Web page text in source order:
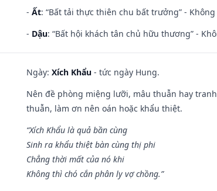
- Ất: “Bất tải thực thiên chu bất trưởng” -
- Dậu: “Bất hội khách tân chủ hữu thương” -
Ngày: Xích Khẩu - tức ngày Hung.
Nên đề phòng miệng lưỡi, mâu thuẫn hay
thuẫn, làm ơn nên oán hoặc khẩu thiệt.
“Xích Khẩu là quả bần cùng
Sinh ra khẩu thiệt bàn cùng thị phi
Chẳng thời mất của nó khi
Không thì chó cắn phân ly vợ chồng.”